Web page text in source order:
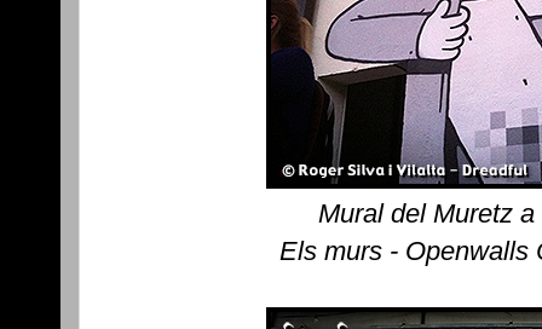
Mural del Muretz
Els murs - Openwalls